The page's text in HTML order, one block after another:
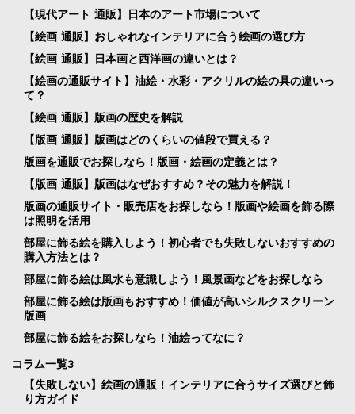
【現代アート 通販】日本のアート市場について
【絵画 通販】おしゃれなインテリアに合う絵画の選び方
【絵画 通販】日本画と西洋画の違いとは？
【絵画の通販サイト】油絵・水彩・アクリルの絵の具の違いっ
て？
【絵画 通販】版画の歴史を解説
【版画 通販】版画はどのくらいの値段で買える？
版画を通販でお探しなら！版画・絵画の定義とは？
【版画 通販】版画はなぜおすすめ？その魅力を解説！
版画の通販サイト・販売店をお探しなら！版画や絵画を飾る際
は照明を活用
部屋に飾る絵を購入しよう！初心者でも失敗しないおすすめの
購入方法とは？
部屋に飾る絵は風水も意識しよう！風景画などをお探しなら
部屋に飾る絵は版画もおすすめ！価値が高いシルクスクリーン
版画
部屋に飾る絵をお探しなら！油絵ってなに？
コラム一覧3
【失敗しない】絵画の通販！インテリアに合うサイズ選びと飾
り方ガイド